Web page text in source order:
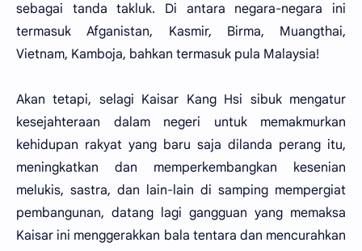
sebagai tanda takluk. Di antara negara-negara ini
termasuk Afganistan, Kasmir, Birma, Muangthai,
Vietnam, Kamboja, bahkan termasuk pula Malaysia!
Akan tetapi, selagi Kaisar Kang Hsi sibuk mengatur
kesejahteraan dalam negeri untuk memakmurkan
kehidupan rakyat yang baru saja dilanda perang itu,
meningkatkan dan memperkembangkan kesenian
melukis, sastra, dan lain-lain di samping mempergiat
pembangunan, datang lagi gangguan yang memaksa
Kaisar ini menggerakkan bala tentara dan mencurahkan